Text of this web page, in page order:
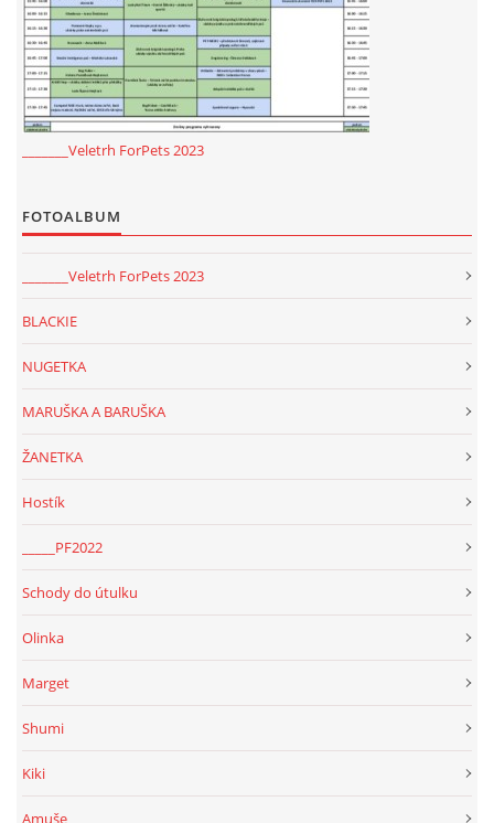
_______Veletrh ForPets 2023
FOTOALBUM
_______Veletrh ForPets 2023
BLACKIE
NUGETKA
MARUŠKA A BARUŠKA
ŽANETKA
Hostík
_____PF2022
Schody do útulku
Olinka
Marget
Shumi
Kiki
Amuše